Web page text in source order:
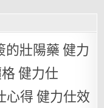
的壯陽藥健力
健力仕
心得健力仕效